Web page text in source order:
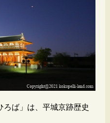
ろば」は、平城京跡歴史